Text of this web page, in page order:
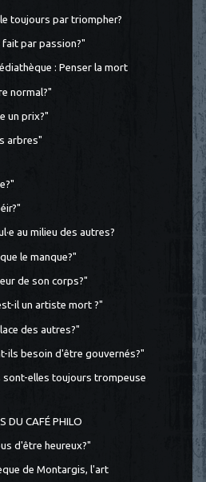
toujours par triompher?
par passion?"
: Penser la mort
normal?"
un prix?"
arbres"
au milieu des autres?
le manque?"
de son corps?"
il un artiste mort ?"
des autres?"
ils besoin d'être gouvernés?"
sont-elles toujours trompeuse
DU CAFÉ PHILO
d'être heureux?"
de Montargis, l'art